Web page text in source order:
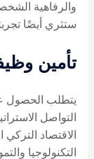
والرفاهية
ستثري أيضًا
تأمين
يتطلب الحصول
التواصل
الاقتصاد
التكنولوجيا